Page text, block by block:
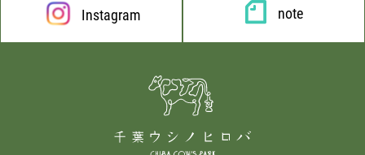
Instagram note